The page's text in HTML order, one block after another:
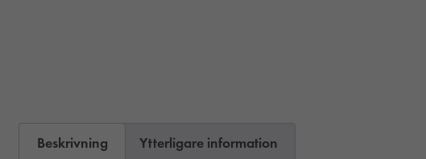
Beskrivning Ytterligare information